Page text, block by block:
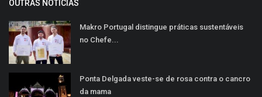
OUTRAS NOTÍCIAS
Makro Portugal distingue práticas sustentáveis
no Chefe...
Ponta Delgada veste-se de rosa contra o cancro
da mama